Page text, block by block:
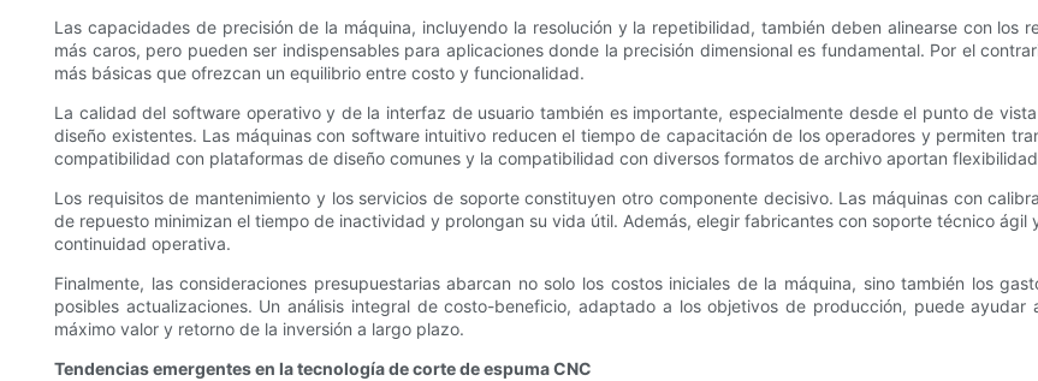
Las capacidades de precisión de la máquina, incluyendo la resolución y la repetibilidad, también deben alinearse con los
más caros, pero pueden ser indispensables para aplicaciones donde la precisión dimensional es fundamental. Por el
más básicas que ofrezcan un equilibrio entre costo y funcionalidad.
La calidad del software operativo y de la interfaz de usuario también es importante, especialmente desde el punto de
diseño existentes. Las máquinas con software intuitivo reducen el tiempo de capacitación de los operadores y permiten
compatibilidad con plataformas de diseño comunes y la compatibilidad con diversos formatos de archivo aportan
Los requisitos de mantenimiento y los servicios de soporte constituyen otro componente decisivo. Las máquinas con
de repuesto minimizan el tiempo de inactividad y prolongan su vida útil. Además, elegir fabricantes con soporte técnico
continuidad operativa.
Finalmente, las consideraciones presupuestarias abarcan no solo los costos iniciales de la máquina, sino también los
posibles actualizaciones. Un análisis integral de costo-beneficio, adaptado a los objetivos de producción, puede
máximo valor y retorno de la inversión a largo plazo.
Tendencias emergentes en la tecnología de corte de espuma CNC